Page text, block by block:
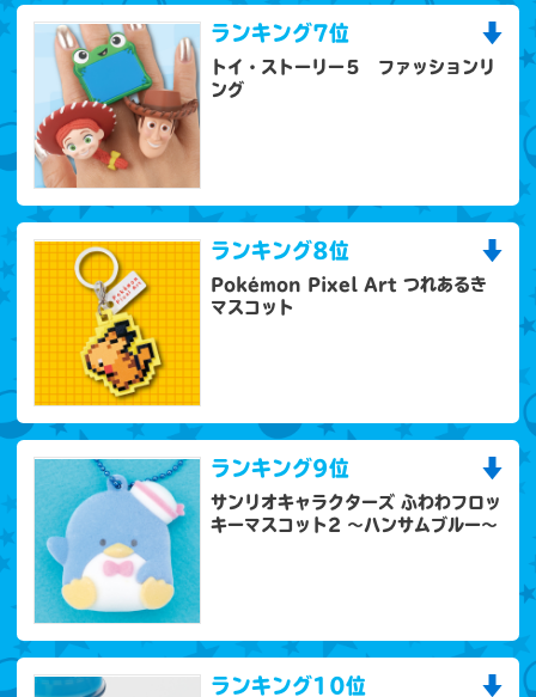
ランキング7位
トイ・ストーリー５ ファッションリ
ング
ランキング8位
Pokémon Pixel Art つれあるき
マスコット
ランキング9位
サンリオキャラクターズ ふわわフロッ
キーマスコット2 ～ハンサムブルー～
ランキング10位